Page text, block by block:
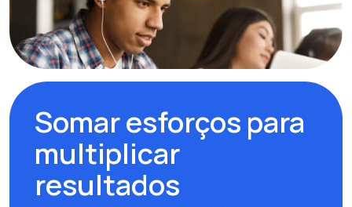
Somar esforços para
multiplicar
resultados